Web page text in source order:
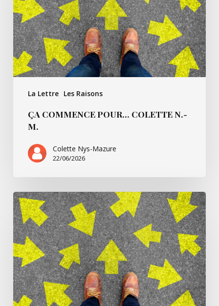
La Lettre Les Raisons
N.-
M.
ÇA COMMENCE POUR… COLETTE N.-
M.
Colette Nys-Mazure
22/06/2026
Ça
commence
pour…
Simone
B.